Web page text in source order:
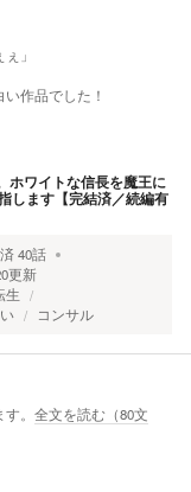
」
作品でした！
ホワイトな信長を魔王に
します【完結済／続編有
40話
更新
生
コンサル
。 全文を読む（80文